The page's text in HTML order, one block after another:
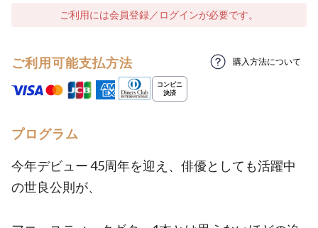
ご利用には会員登録／ログインが必要です。
ご利用可能支払方法 購入方法について
プログラム
今年デビュー 45周年を迎え、俳優としても活躍中
の世良公則が、